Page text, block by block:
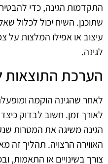
התקדמות הגינה, כדי
שתוכנן. השיח יכול לכלול
עיצוב או אפילו המלצות על
לגינה.
הערכת התוצאות
לאחר שהגינה הוקמה
לאורך זמן. חשוב לבדוק
הגינה משיגה את המטרות
האווירה הרצויה. תהליך זה
צורך בשינויים או התאמות,